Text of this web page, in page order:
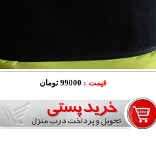
قیمت : 99000 تومان